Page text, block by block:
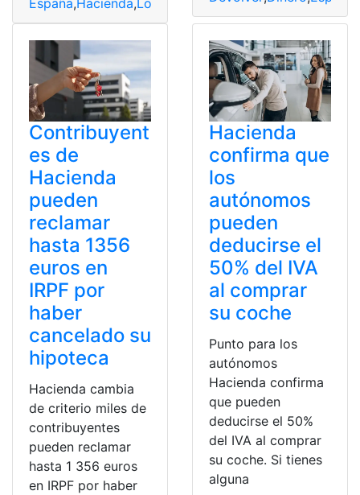
Contribuyent
es de
Hacienda
pueden
reclamar
hasta 1356
euros en
IRPF por
haber
cancelado su
hipoteca
Hacienda cambia
de criterio miles de
contribuyentes
pueden reclamar
hasta 1 356 euros
en IRPF por haber
Hacienda
confirma que
los
autónomos
pueden
deducirse el
50% del IVA
al comprar
su coche
Punto para los
autónomos
Hacienda confirma
que pueden
deducirse el 50%
del IVA al comprar
su coche. Si tienes
alguna